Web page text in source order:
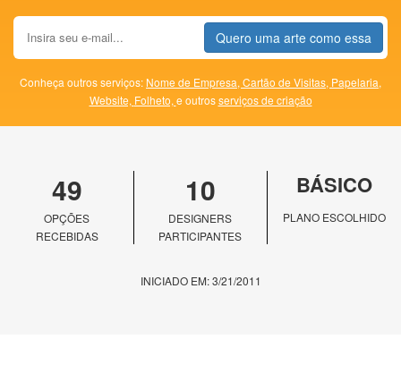
Quero uma arte como essa
Conheça outros serviços: Nome de Empresa, Cartão de Visitas, Papelaria,
Website, Folheto, e outrosserviços de criação
49
OPÇÕES
RECEBIDAS
10
DESIGNERS
PARTICIPANTES
BÁSICO
PLANO ESCOLHIDO
INICIADO EM: 3/21/2011